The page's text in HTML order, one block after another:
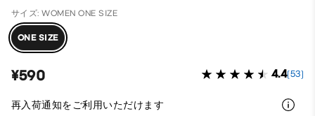
サイズ: WOMEN ONE SIZE
ONE SIZE
¥590 4.4(53)
再入荷通知をご利用いただけます